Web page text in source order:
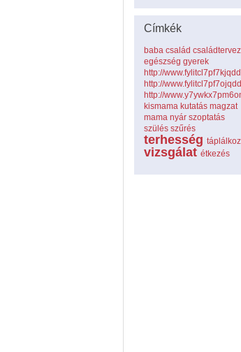
Címkék
baba család
egészség gyerek
http://
http://
http://
kismama kutatás magzat
mama nyár szoptatás
szülés szűrés
terhesség
vizsgálat étkezés